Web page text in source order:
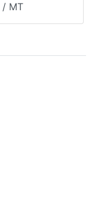
/ MT